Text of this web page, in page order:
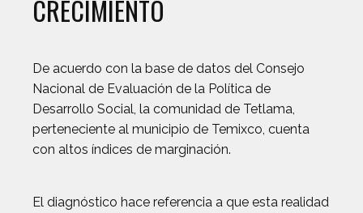
CRECIMIENTO
De acuerdo con la base de datos del Consejo
Nacional de Evaluación de la Política de
Desarrollo Social, la comunidad de Tetlama,
perteneciente al municipio de Temixco, cuenta
con altos índices de marginación.
El diagnóstico hace referencia a que esta realidad